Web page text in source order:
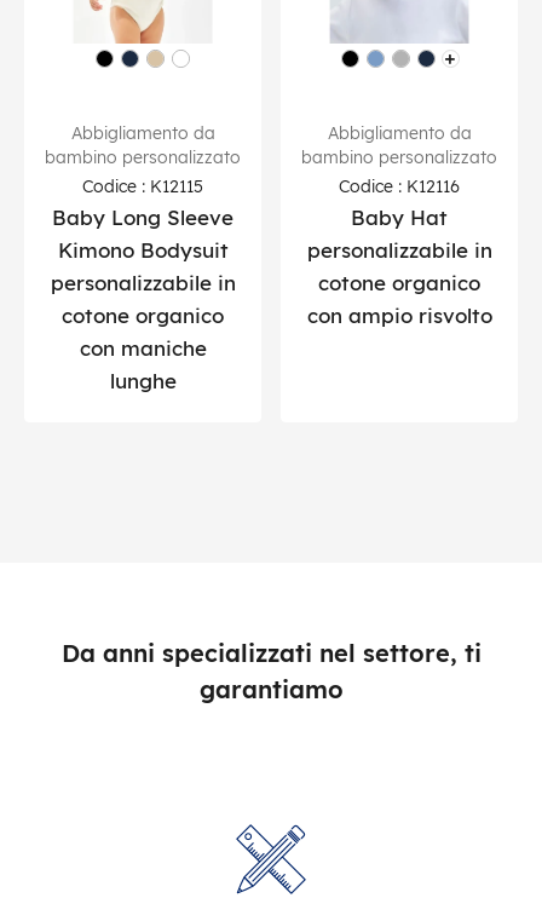
Abbigliamento da
bambino personalizzato
Codice : K12115
Baby Long Sleeve
Kimono Bodysuit
personalizzabile in
cotone organico
con maniche
lunghe
Abbigliamento da
bambino personalizzato
Codice : K12116
Baby Hat
personalizzabile in
cotone organico
con ampio risvolto
Da anni specializzati nel settore, ti
garantiamo